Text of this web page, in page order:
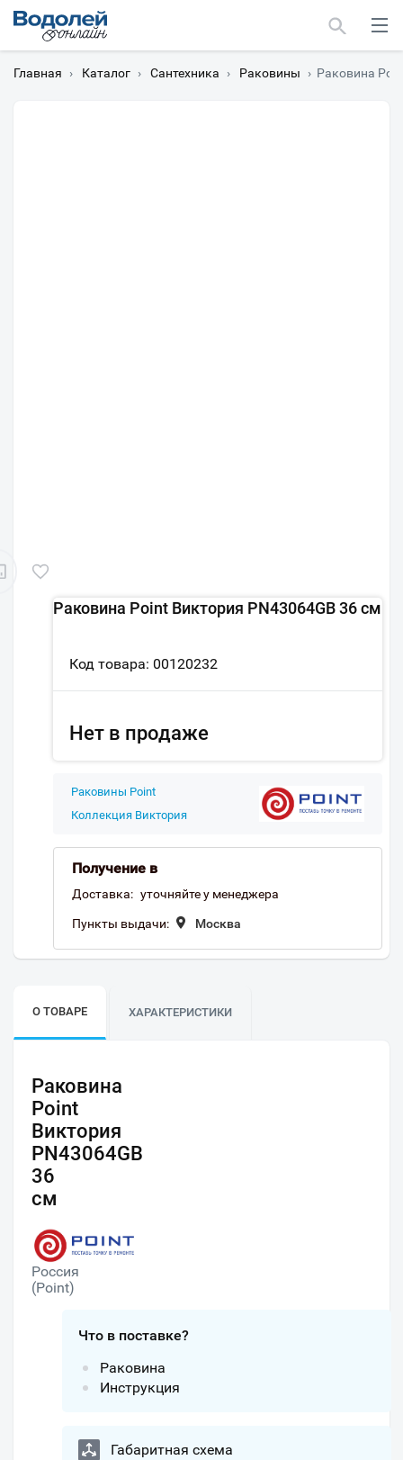
Главная › Каталог › Сантехника › Раковины › Раковина
Раковина Point Виктория PN43064GB 36 см
Код товара: 00120232
Нет в продаже
Раковины Point
Коллекция Виктория
Получение в
Доставка: уточняйте у менеджера
Пункты выдачи: Москва
О ТОВАРЕ ХАРАКТЕРИСТИКИ
Раковина
Point
Виктория
PN43064GB
36
см
Россия
(Point)
Что в поставке?
Раковина
Инструкция
Габаритная схема